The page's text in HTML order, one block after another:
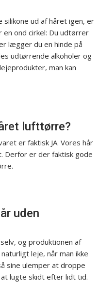
ud af håret igen, er
en ond cirkel: Du udtørrer
lægger du en hinde på
udtørrende alkoholer og
man kan
lufttørre?
er faktisk JA. Vores hår
Derfor er der faktisk gode
uden
og produktionen af
leje, når man ikke
sine ulemper at droppe
at lugte skidt efter lidt tid.